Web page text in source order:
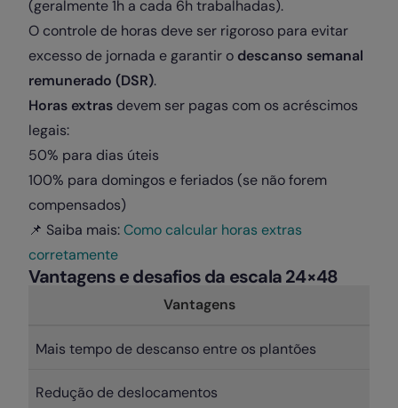
(geralmente 1h a cada 6h trabalhadas).
O controle de horas deve ser rigoroso para evitar
excesso de jornada e garantir o descanso semanal
remunerado (DSR).
Horas extras devem ser pagas com os acréscimos
legais:
50% para dias úteis
100% para domingos e feriados (se não forem
compensados)
📌 Saiba mais:Como calcular horas extras
corretamente
Vantagens e desafios da escala 24×48
Vantagens
Mais tempo de descanso entre os plantões
Redução de deslocamentos